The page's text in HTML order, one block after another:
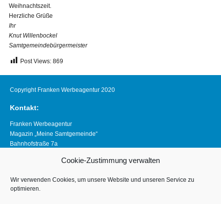
Cookie-Zustimmung verwalten
Wir verwenden Cookies, um unsere Website und unseren Service zu
optimieren.
Weihnachtszeit.
Herzliche Grüße
Ihr
Knut Willenbockel
Samtgemeindebürgermeister
Post Views: 869
Copyright Franken Werbeagentur 2020
Kontakt:
Franken Werbeagentur
Magazin „Meine Samtgemeinde“
Bahnhofstraße 7a
Telefon 04163 8390281
Links: